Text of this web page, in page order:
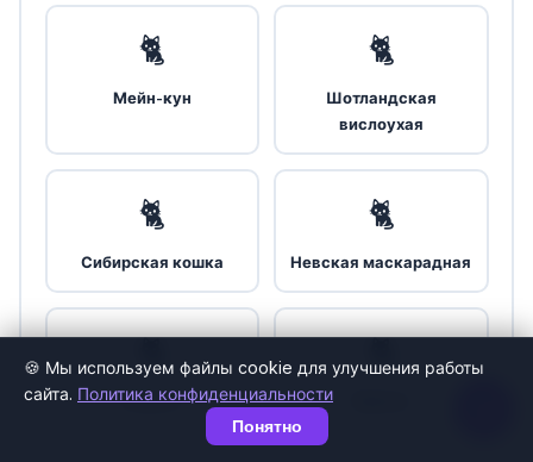
🍪 Мы используем файлы cookie для улучшения работы
сайта. Политика конфиденциальности
Понятно
🐈
Мейн-кун
🐈
Шотландская
вислоухая
🐈
Сибирская кошка
🐈
Невская маскарадная
🐈
Рэгдолл
🐈